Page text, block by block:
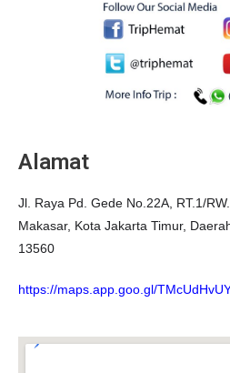
Alamat
Jl. Raya Pd. Gede No.22A, RT.1/
Makasar, Kota Jakarta Timur,
13560
https://maps.app.goo.gl/